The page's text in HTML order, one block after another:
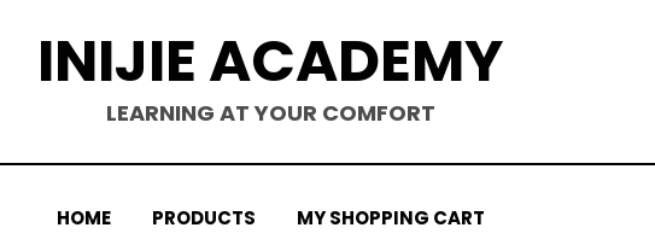
INIJIE ACADEMY
LEARNING AT YOUR COMFORT
HOME PRODUCTS MY SHOPPING CART